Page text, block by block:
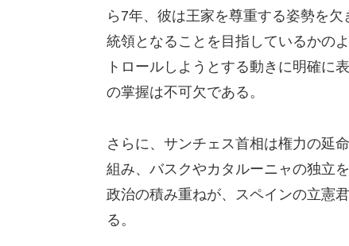
ら7年、彼は王家を尊重する姿勢を
統領となることを目指しているかの
トロールしようとする動きに明確に
の掌握は不可欠である。
さらに、サンチェス首相は権力の延
組み、バスクやカタルーニャの独立
政治の積み重ねが、スペインの立憲
る。